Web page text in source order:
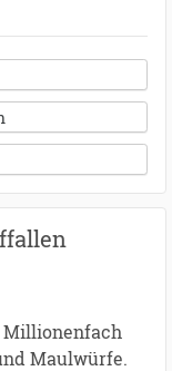
Millionenfach
Maulwürfe.